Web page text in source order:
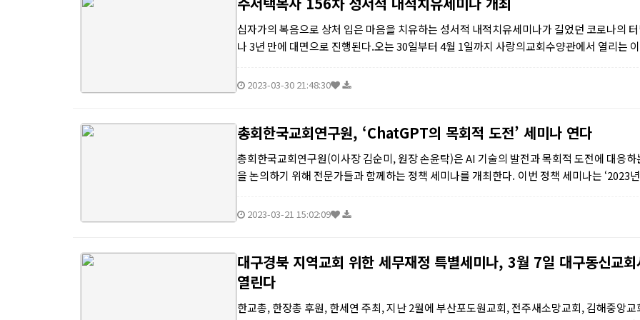
십자가의 복음으로 상처 입은 마음을 치유하는 성서적 내적치유세미나가 길었던 코로나의
나 3년 만에 대면으로 진행된다.오는 30일부터 4월 1일까지 사랑의교회수양관에서 열리는
2023-03-30 21:48:30
총회한국교회연구원, ‘ChatGPT의 목회적 도전’ 세미나 연다
총회한국교회연구원(이사장 김순미, 원장 손윤탁)은 AI 기술의 발전과 목회적 도전에 대응하
을 논의하기 위해 전문가들과 함께하는 정책 세미나를 개최한다. 이번 정책 세미나는 ‘2023
2023-03-21 15:02:09
대구경북 지역교회 위한 세무재정 특별세미나, 3월 7일 대구동신교회
열린다
한교총, 한장총 후원, 한세연 주최, 지난 2월에 부산포도원교회, 전주새소망교회, 김해중앙교